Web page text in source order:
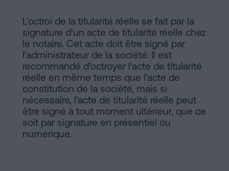
L'octroi de la titularité réelle se fait par la
signature d'un acte de titularité réelle chez
le notaire. Cet acte doit être signé par
l'administrateur de la société. Il est
recommandé d'octroyer l'acte de titularité
réelle en même temps que l'acte de
constitution de la société, mais si
nécessaire, l'acte de titularité réelle peut
être signé à tout moment ultérieur, que ce
soit par signature en présentiel ou
numérique.